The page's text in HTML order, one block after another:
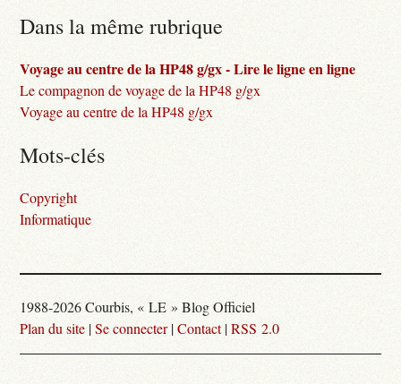
Dans la même rubrique
Voyage au centre de la HP48 g/gx - Lire le ligne en ligne
Le compagnon de voyage de la HP48 g/gx
Voyage au centre de la HP48 g/gx
Mots-clés
Copyright
Informatique
1988-2026 Courbis, « LE » Blog Officiel
Plan du site |Se connecter|Contact|RSS 2.0